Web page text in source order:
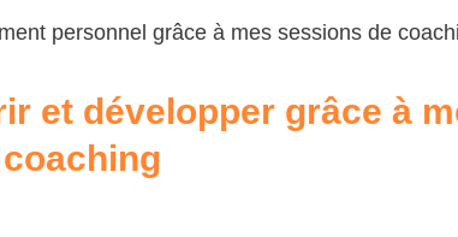
personnel grâce à mes sessions de
et développer grâce à